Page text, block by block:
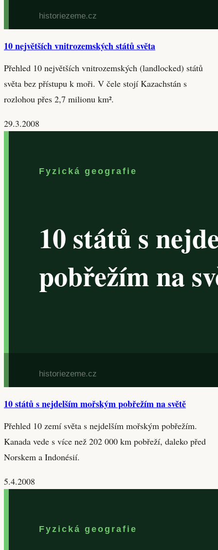
10 největších vnitrozemských států světa
Přehled 10 největších vnitrozemských (landlocked) států
světa bez přístupu k moři. V čele stojí Kazachstán s
rozlohou přes 2,7 milionu km².
29.3.2008
10 států s nejdelším mořským pobřežím na světě
Přehled 10 zemí světa s nejdelším mořským pobřežím.
Kanada vede s více než 202 000 km pobřeží, daleko před
Norskem a Indonésií.
5.4.2008